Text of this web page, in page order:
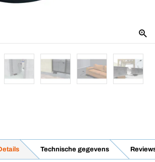
Technische gegevens